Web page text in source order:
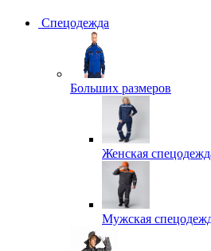
Спецодежда
Больших размеров
Женская
Мужская